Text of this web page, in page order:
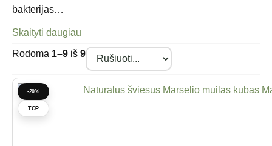
bakterijas…
Skaityti daugiau
Rodoma 1–9 iš 9
-20%
TOP